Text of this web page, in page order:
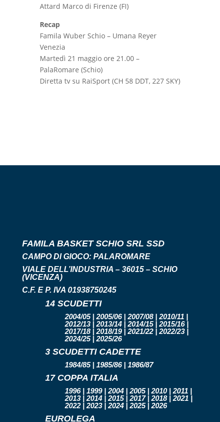
Attard Marco di Firenze (FI)
Recap
Famila Wuber Schio – Umana Reyer
Venezia
Martedì 21 maggio ore 21.00 –
PalaRomare (Schio)
Diretta tv su RaiSport (CH 58 DDT, 227 SKY)
FAMILA BASKET SCHIO SRL SSD
CAMPO DI GIOCO: PALAROMARE
VIALE DELL’INDUSTRIA – 36015 – SCHIO
(VICENZA)
C.F. E P. IVA 01938750245
14 SCUDETTI
2004/05 | 2005/06 | 2007/08 | 2010/11 |
2012/13 | 2013/14 | 2014/15 | 2015/16 |
2017/18 | 2018/19 | 2021/22 | 2022/23 |
2024/25 | 2025/26
3 SCUDETTI CADETTE
1984/85 | 1985/86 | 1986/87
17 COPPA ITALIA
1996 | 1999 | 2004 | 2005 | 2010 | 2011 |
2013 | 2014 | 2015 | 2017 | 2018 | 2021 |
2022 | 2023 | 2024 | 2025 | 2026
EUROLEGA